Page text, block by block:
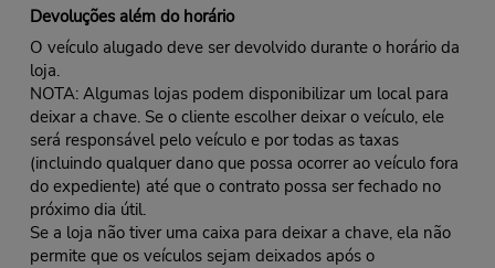
Devoluções além do horário
O veículo alugado deve ser devolvido durante o horário da
loja.
NOTA: Algumas lojas podem disponibilizar um local para
deixar a chave. Se o cliente escolher deixar o veículo, ele
será responsável pelo veículo e por todas as taxas
(incluindo qualquer dano que possa ocorrer ao veículo fora
do expediente) até que o contrato possa ser fechado no
próximo dia útil.
Se a loja não tiver uma caixa para deixar a chave, ela não
permite que os veículos sejam deixados após o